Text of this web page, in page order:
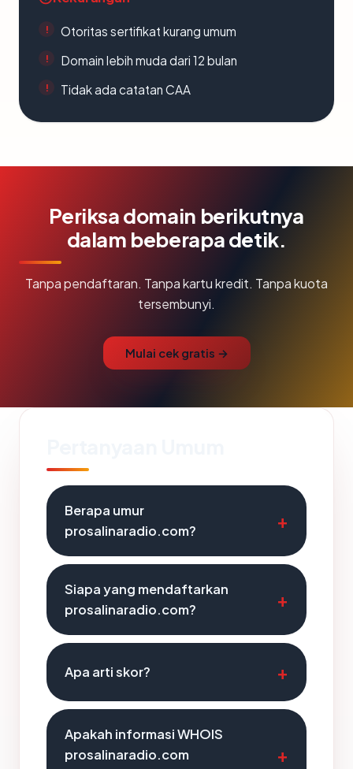
Otoritas sertifikat kurang umum
Domain lebih muda dari 12 bulan
Tidak ada catatan CAA
Periksa domain berikutnya
dalam beberapa detik.
Tanpa pendaftaran. Tanpa kartu kredit. Tanpa kuota
tersembunyi.
Mulai cek gratis →
Berapa umur
prosalinaradio.com?
Siapa yang mendaftarkan
prosalinaradio.com?
Apa arti skor?
Apakah informasi WHOIS
prosalinaradio.com